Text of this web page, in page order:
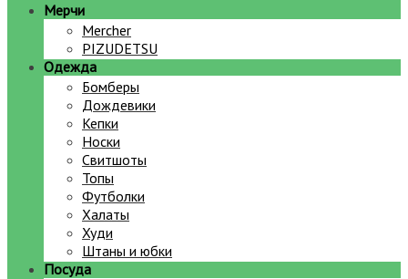
Мерчи
Mercher
PIZUDETSU
Одежда
Бомберы
Дождевики
Кепки
Носки
Свитшоты
Топы
Футболки
Халаты
Худи
Штаны и юбки
Посуда